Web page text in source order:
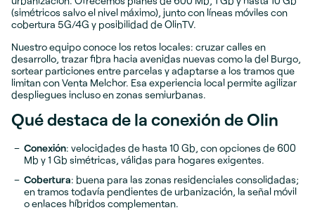
(simétricos salvo el nivel máximo), junto con líneas móviles con
cobertura 5G/4G y posibilidad de OlinTV.
Nuestro equipo conoce los retos locales: cruzar calles en
desarrollo, trazar fibra hacia avenidas nuevas como la del Burgo,
sortear particiones entre parcelas y adaptarse a los tramos que
limitan con Venta Melchor. Esa experiencia local permite agilizar
despliegues incluso en zonas semiurbanas.
Qué destaca de la conexión de Olin
Conexión: velocidades de hasta 10 Gb, con opciones de 600
Mb y 1 Gb simétricas, válidas para hogares exigentes.
Cobertura: buena para las zonas residenciales consolidadas;
en tramos todavía pendientes de urbanización, la señal móvil
o enlaces híbridos complementan.